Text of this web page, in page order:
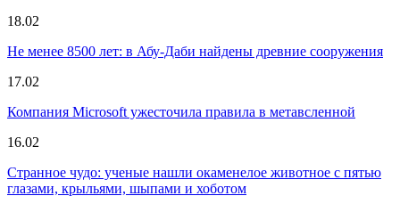
18.02
Не менее 8500 лет: в Абу-Даби найдены древние сооружения
17.02
Компания Microsoft ужесточила правила в метавсленной
16.02
Странное чудо: ученые нашли окаменелое животное с пятью
глазами, крыльями, шыпами и хоботом